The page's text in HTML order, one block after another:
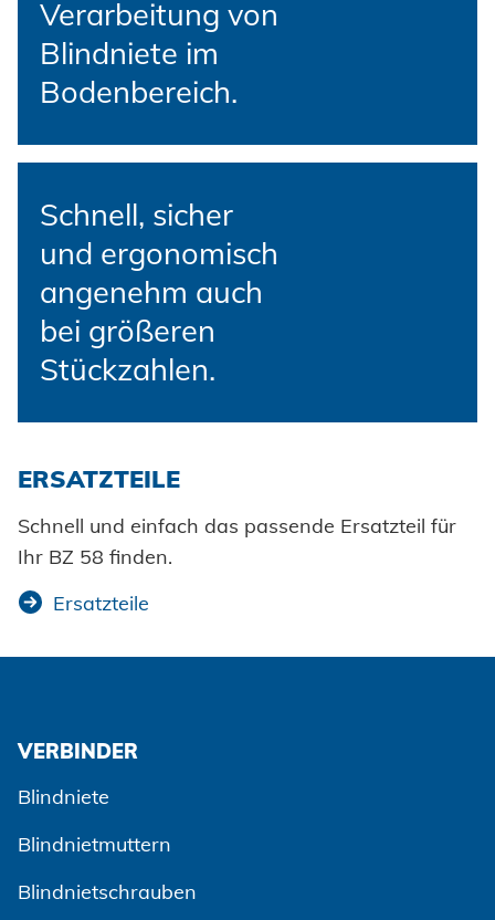
Verarbeitung von
Blindniete im
Bodenbereich.
Schnell, sicher
und ergonomisch
angenehm auch
bei größeren
Stückzahlen.
ERSATZTEILE
Schnell und einfach das passende Ersatzteil für
Ihr BZ 58 finden.
Ersatzteile
VERBINDER
Blindniete
Blindnietmuttern
Blindnietschrauben